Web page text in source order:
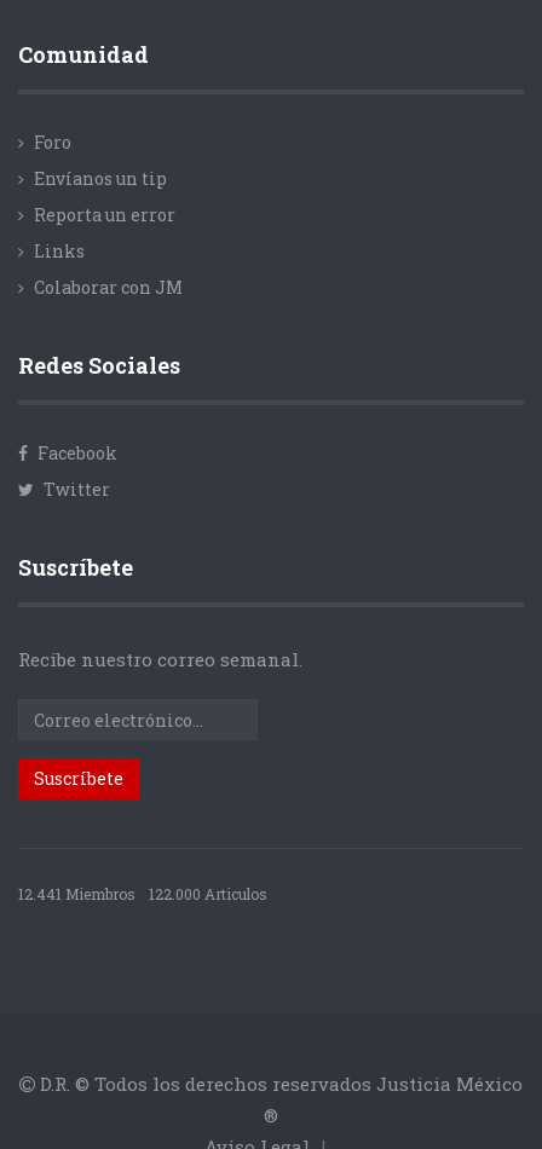
Comunidad
Foro
Envíanos un tip
Reporta un error
Links
Colaborar con JM
Redes Sociales
Facebook
Twitter
Suscríbete
Recibe nuestro correo semanal.
12.441 Miembros 122.000 Articulos
D.R. © Todos los derechos reservados Justicia México
®